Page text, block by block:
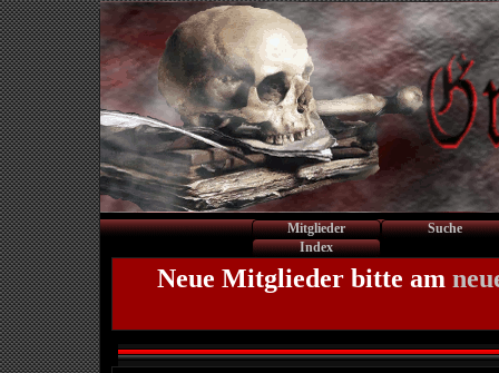
Mitglieder
Suche
Index
Neue Mitglieder bitte am